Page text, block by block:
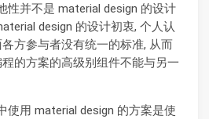
性并不是 material design 的设计
design 的设计初衷, 个人认
方参与者没有统一的标准, 从而
的方案的高级别组件不能与另一
使用 material design 的方案是使